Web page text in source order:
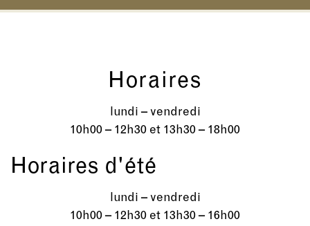
Horaires
lundi – vendredi
10h00 – 12h30 et 13h30 – 18h00
Horaires d'été
lundi – vendredi
10h00 – 12h30 et 13h30 – 16h00